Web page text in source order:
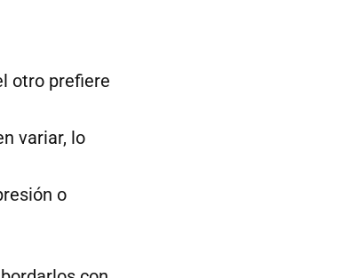
otro prefiere
variar, lo
o